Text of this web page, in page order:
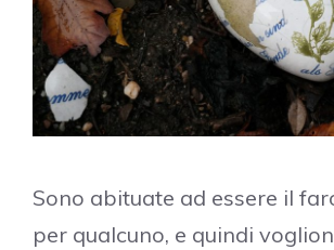
Sono abituate ad essere il
per qualcuno, e quindi